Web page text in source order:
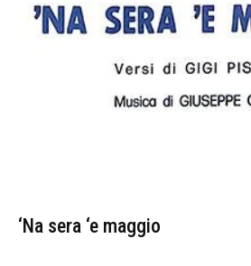
‘Na sera ‘e maggio